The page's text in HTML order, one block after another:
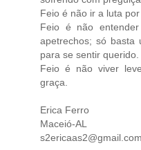
Feio é não ir a luta
Feio é não
apetrechos; só basta
para se sentir querido.
Feio é não viver
graça.
Erica Ferro
Maceió-AL
s2ericaas2@gmail.com